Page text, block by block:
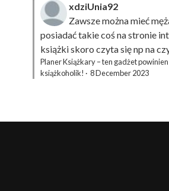
xdziUnia92
Zawsze można mieć
posiadać takie coś na stronie
książki skoro czyta się np na
Planer Książkary – ten gadżet
książkoholik! · 8 December 2023